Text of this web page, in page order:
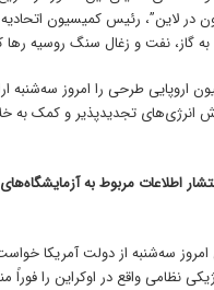
در لاین”، رئیس کمیسیون اتحادیه
به گاز، نفت و زغال سنگ روسیه رها
اروپایی طرحی را امروز سه‌شنبه
تجدیدپذیر و کمک به
اطلاعات مربوط به
سه‌شنبه از دولت آمریکا
نظامی واقع در اوکراین را فوراً